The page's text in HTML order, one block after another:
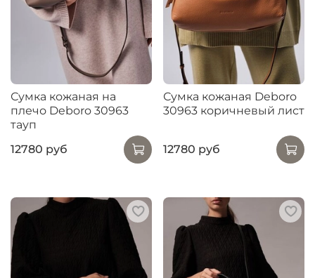
Сумка кожаная на
плечо Deboro 30963
тауп
12780 руб
Сумка кожаная Deboro
30963 коричневый лист
12780 руб